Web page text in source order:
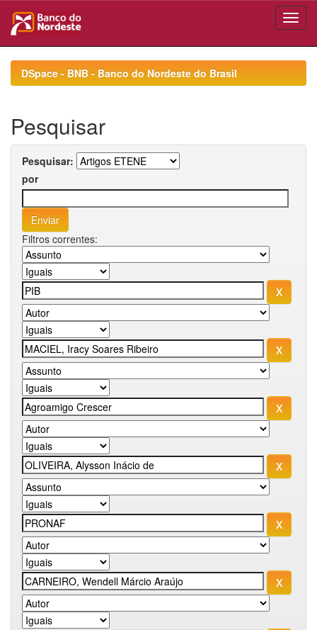
navigationDSpace - BNB - Banco do Nordeste do Brasil
Pesquisar
Pesquisar:
por
Filtros correntes: